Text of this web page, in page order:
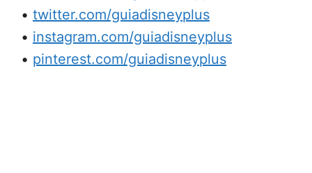
• twitter.com/guiadisneyplus
• instagram.com/guiadisneyplus
• pinterest.com/guiadisneyplus